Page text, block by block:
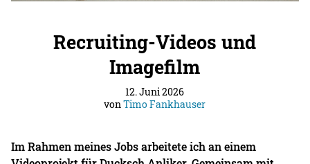
Recruiting-Videos und
Imagefilm
12. Juni 2026
vonTimo Fankhauser
Im Rahmen meines Jobs arbeitete ich an einem